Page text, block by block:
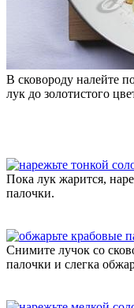
В сковороду налейте
лук до золотистого
Пока лук жарится,
палочки.
Снимите лучок со
палочки и слегка